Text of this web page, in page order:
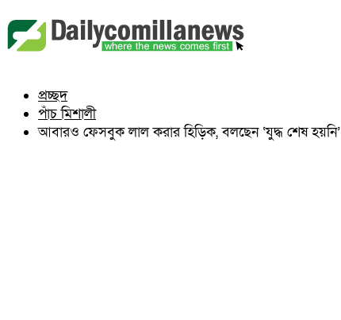
ব্রাহ্মণপাড়া
লাকসাম
লালমাই
প্রচ্ছদ
পাঁচ মিশালী
আবারও ফেসবুক লাল করার হিড়িক, বলছেন ‘যুদ্ধ শেষ হয়নি’